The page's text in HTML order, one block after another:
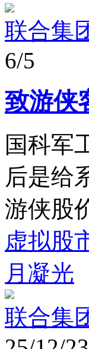
联合集
6/5
致游侠
国科军
后是给
游侠股
虚拟股
月凝光
联合集